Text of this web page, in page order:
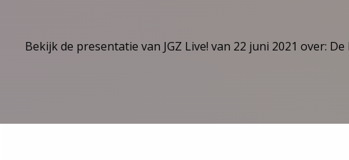
Bekijk de presentatie van JGZ Live! van 22 juni 2021 over: De